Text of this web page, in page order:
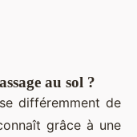
au sol ?
différemment de
grâce à une